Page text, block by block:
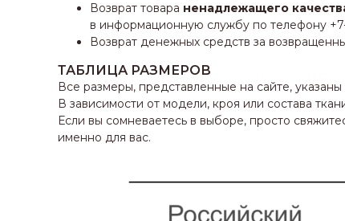
Возврат товара ненадлежащего
в информационную службу по телефону
Возврат денежных средств за
ТАБЛИЦА РАЗМЕРОВ
Все размеры, представленные на сайте,
В зависимости от модели, кроя или состава
Если вы сомневаетесь в выборе, просто
именно для вас.